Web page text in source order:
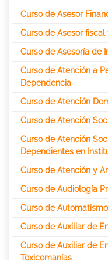
Curso de Asesor
Curso de Asesor
Curso de Asesoría de
Curso de Atención a
Dependencia
Curso de Atención
Curso de Atención
Curso de Atención
Dependientes en
Curso de Atención y
Curso de Audiología
Curso de
Curso de Auxiliar de
Curso de Auxiliar de
Toxicomanías